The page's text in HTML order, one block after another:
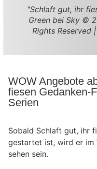
"Schlaft gut, ihr
Green bei Sky ©
Rights Reserved
WOW Angebote
fiesen Gedanken-
Serien
Sobald Schlaft gut, ihr
gestartet ist, wird er im
sehen sein.